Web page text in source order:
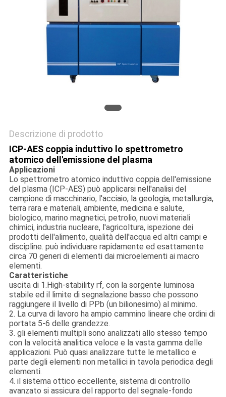
Descrizione di prodotto
ICP-AES coppia induttivo lo spettrometro
atomico dell'emissione del plasma
Applicazioni
Lo spettrometro atomico induttivo coppia dell'emissione
del plasma (ICP-AES) può applicarsi nell'analisi del
campione di macchinario, l'acciaio, la geologia, metallurgia,
terra rara e materiali, ambiente, medicina e salute,
biologico, marino magnetici, petrolio, nuovi materiali
chimici, industria nucleare, l'agricoltura, ispezione dei
prodotti dell'alimento, qualità dell'acqua ed altri campi e
discipline. può individuare rapidamente ed esattamente
circa 70 generi di elementi dai microelementi ai macro
elementi.
Caratteristiche
uscita di 1.High-stability rf, con la sorgente luminosa
stabile ed il limite di segnalazione basso che possono
raggiungere il livello di PPb (un bilionesimo) al minimo.
2. La curva di lavoro ha ampio cammino lineare che ordini di
portata 5-6 delle grandezze.
3. gli elementi multipli sono analizzati allo stesso tempo
con la velocità analitica veloce e la vasta gamma delle
applicazioni. Può quasi analizzare tutte le metallico e
parte degli elementi non metallici in tavola periodica degli
elementi.
4. il sistema ottico eccellente, sistema di controllo
avanzato si assicura del rapporto del segnale-fondo